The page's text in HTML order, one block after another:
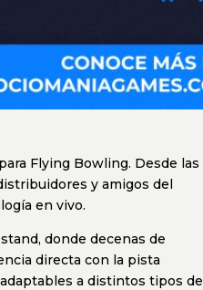
Flying Bowling. Desde las
y amigos del
en vivo.
donde decenas de
directa con la pista
a distintos tipos de